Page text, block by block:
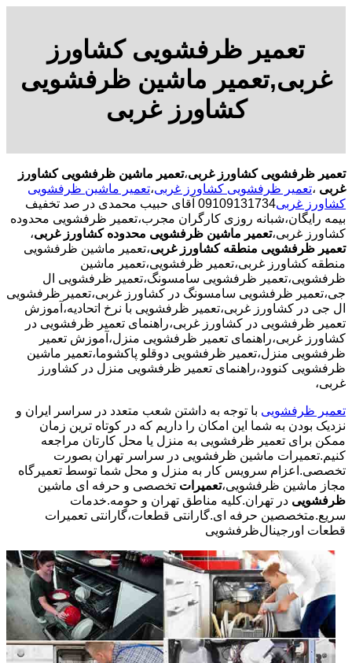
تعمیر ظرفشویی کشاورز
غربی,تعمیر ماشین ظرفشویی
کشاورز غربی
تعمیر ظرفشویی کشاورز غربی،تعمیر ماشین ظرفشویی کشاورز
غربی ،تعمیر ظرفشویی کشاورز غربی،تعمیر ماشین ظرفشویی
کشاورز غربی
09109131734 آقای حبیب محمدی در صد تخفیف
بیمه رایگان،شبانه روزی کارگران مجرب،تعمیر ظرفشویی محدوده
کشاورز غربی،تعمیر ماشین ظرفشویی محدوده کشاورز غربی،
تعمیر ظرفشویی منطقه کشاورز غربی،تعمیر ماشین ظرفشویی
منطقه کشاورز غربی،تعمیر ظرفشویی،تعمیر ماشین
ظرفشویی،تعمیر ظرفشویی سامسونگ،تعمیر ظرفشویی ال
جی،تعمیر ظرفشویی سامسونگ در کشاورز غربی،تعمیر ظرفشویی
ال جی در کشاورز غربی،تعمیر ظرفشویی با نرخ اتحادیه،آموزش
تعمیر ظرفشویی در کشاورز غربی،راهنمای تعمیر ظرفشویی در
کشاورز غربی،راهنمای تعمیر ظرفشویی منزل،آموزش تعمیر
ظرفشویی منزل،تعمیر ظرفشویی دوقلو پاکشوما،تعمیر ماشین
ظرفشویی کنوود،راهنمای تعمیر ظرفشویی منزل در کشاورز
غربی،
تعمیر ظرفشویی با توجه به داشتن شعب متعدد در سراسر ایران و
نزدیک بودن به شما این امکان را داریم که در کوتاه ترین زمان
ممکن برای تعمیر ظرفشویی به منزل یا محل کارتان مراجعه
کنیم.تعمیرات ماشین ظرفشویی در سراسر تهران بصورت
تخصصی.اعزام سرویس کار به منزل و محل شما توسط تعمیرگاه
مجاز ماشین ظرفشویی،تعمیرات تخصصی و حرفه ای ماشین
ظرفشویی در تهران.کلیه مناطق تهران و حومه.خدمات
سریع.متخصصین حرفه ای.گارانتی قطعات،گارانتی تعمیرات
قطعات اورجینالظرفشویی